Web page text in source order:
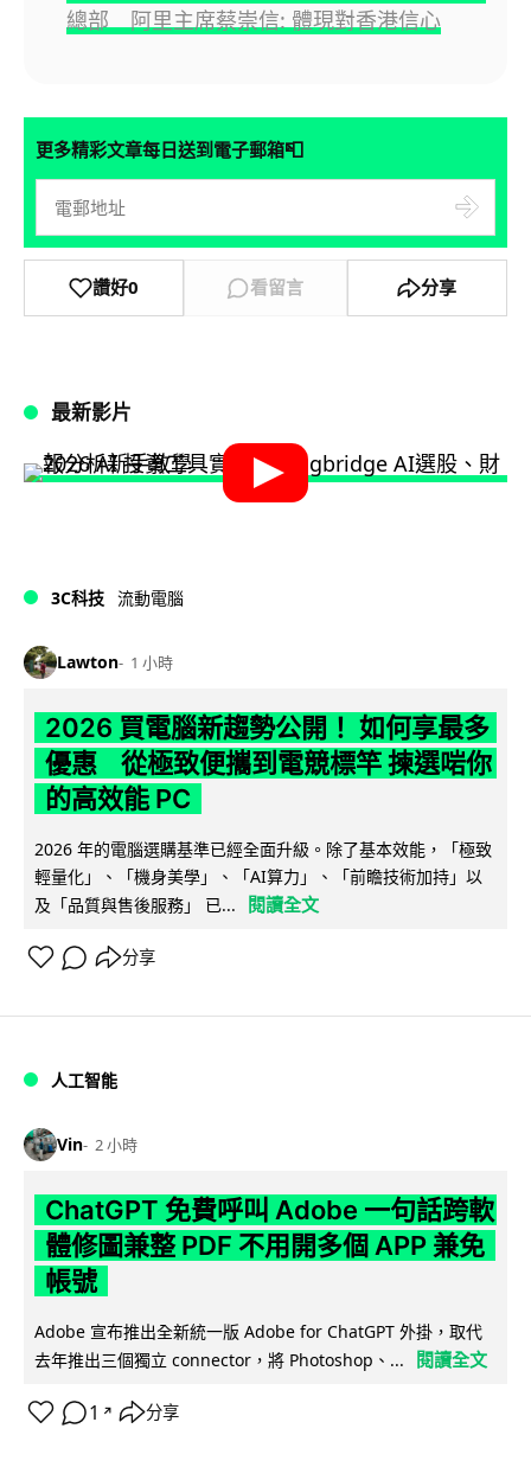
總部 阿里主席蔡崇信: 體現對香港信心
更多精彩文章每日送到電子郵箱📮
讚好0 看留言 分享
最新影片
3C科技 流動電腦
Lawton 1 小時
2026 買電腦新趨勢公開！ 如何享最多
優惠 從極致便攜到電競標竿 揀選啱你
的高效能 PC
2026 年的電腦選購基準已經全面升級。除了基本效能，「極致
輕量化」、「機身美學」、「AI算力」、「前瞻技術加持」以
及「品質與售後服務」 已...
閱讀全文
分享
人工智能
Vin 2 小時
ChatGPT 免費呼叫 Adobe 一句話跨軟
體修圖兼整 PDF 不用開多個 APP 兼免
帳號
Adobe 宣布推出全新統一版 Adobe for ChatGPT 外掛，取代
去年推出三個獨立 connector，將 Photoshop、...
閱讀全文
1 ↗ 分享